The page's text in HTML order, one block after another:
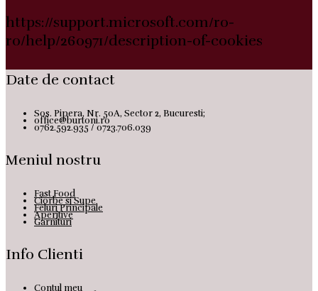
https://support.microsoft.com/ro-
ro/help/260971/description-of-cookies
Date de contact
Sos. Pipera, Nr. 50A, Sector 2, Bucuresti;
office@burtoni.ro
0762.592.935 / 0723.706.039
Meniul nostru
Fast Food
Ciorbe si Supe
Feluri Principale
Aperitive
Garnituri
Info Clienti
Contul meu